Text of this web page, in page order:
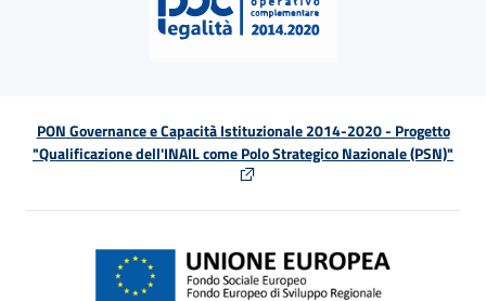
PON Governance e Capacità Istituzionale 2014-2020 - Progetto
"Qualificazione dell'INAIL come Polo Strategico Nazionale (PSN)"